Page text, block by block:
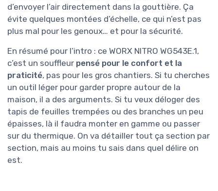
d’envoyer l’air directement dans la gouttière. Ça
évite quelques montées d’échelle, ce qui n’est pas
plus mal pour les genoux… et pour la sécurité.
En résumé pour l’intro : ce WORX NITRO WG543E.1,
c’est un souffleur pensé pour le confort et la
praticité, pas pour les gros chantiers. Si tu cherches
un outil léger pour garder propre autour de la
maison, il a des arguments. Si tu veux déloger des
tapis de feuilles trempées ou des branches un peu
épaisses, là il faudra monter en gamme ou passer
sur du thermique. On va détailler tout ça section par
section, mais au moins tu sais dans quel délire on
est.